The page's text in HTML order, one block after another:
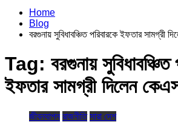
Home
Blog
বরগুনায় সুবিধাবঞ্চিত পরিবারকে ইফতার সামগ্রী
Tag: বরগুনায় সুবিধাবঞ্চিত
ইফতার সামগ্রী দিলেন
জীবনযাপন রাজনীতি সারা দেশ